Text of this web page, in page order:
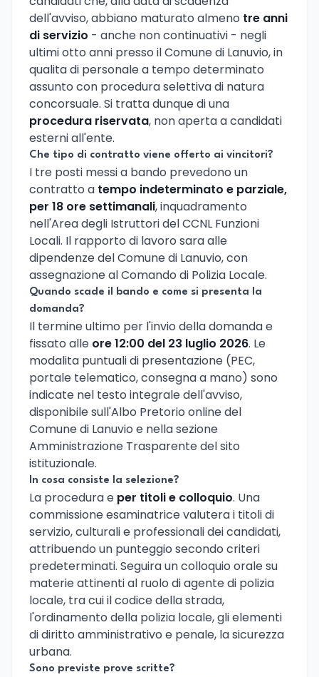
dell'avviso, abbiano maturato almeno tre anni
di servizio - anche non continuativi - negli
ultimi otto anni presso il Comune di Lanuvio, in
qualita di personale a tempo determinato
assunto con procedura selettiva di natura
concorsuale. Si tratta dunque di una
procedura riservata, non aperta a candidati
esterni all'ente.
Che tipo di contratto viene offerto ai vincitori?
I tre posti messi a bando prevedono un
contratto a tempo indeterminato e parziale,
per 18 ore settimanali, inquadramento
nell'Area degli Istruttori del CCNL Funzioni
Locali. Il rapporto di lavoro sara alle
dipendenze del Comune di Lanuvio, con
assegnazione al Comando di Polizia Locale.
Quando scade il bando e come si presenta la
domanda?
Il termine ultimo per l'invio della domanda e
fissato alle ore 12:00 del 23 luglio 2026. Le
modalita puntuali di presentazione (PEC,
portale telematico, consegna a mano) sono
indicate nel testo integrale dell'avviso,
disponibile sull'Albo Pretorio online del
Comune di Lanuvio e nella sezione
Amministrazione Trasparente del sito
istituzionale.
In cosa consiste la selezione?
La procedura e per titoli e colloquio. Una
commissione esaminatrice valutera i titoli di
servizio, culturali e professionali dei candidati,
attribuendo un punteggio secondo criteri
predeterminati. Seguira un colloquio orale su
materie attinenti al ruolo di agente di polizia
locale, tra cui il codice della strada,
l'ordinamento della polizia locale, gli elementi
di diritto amministrativo e penale, la sicurezza
urbana.
Sono previste prove scritte?